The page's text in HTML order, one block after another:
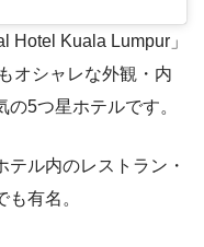
Hotel Kuala Lumpur」
オシャレな外観・内
5つ星ホテルです。
ル内のレストラン・
有名。